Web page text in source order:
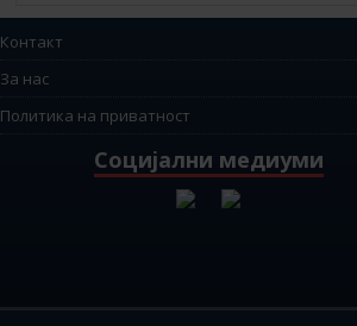
Контакт
За нас
Политика на приватност
Социјални медиуми